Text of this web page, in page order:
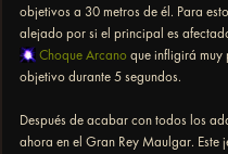
objetivos a 30 metros de él. Para
alejado por si el principal es
Choque Arcano que infligirá muy
objetivo durante 5 segundos.
Después de acabar con todos los
ahora en el Gran Rey Maulgar. Este